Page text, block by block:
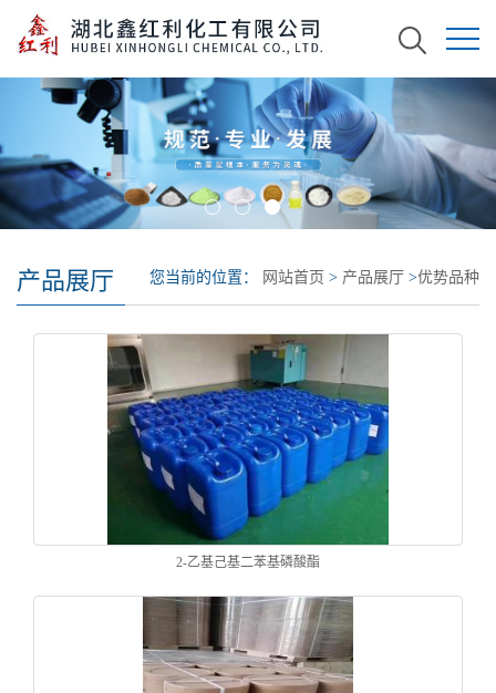
产品展厅 您当前的位置： 网站首页 > 产品展厅 >优势品种
2-乙基己基二苯基磷酸酯